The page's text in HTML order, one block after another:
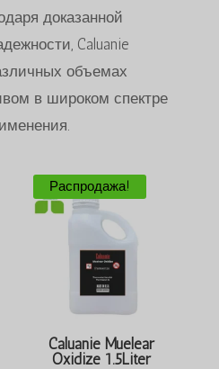
доказанной
Caluanie
объемах
в широком спектре
Распродажа!
Caluanie Muelear
Oxidize 1.5Liter